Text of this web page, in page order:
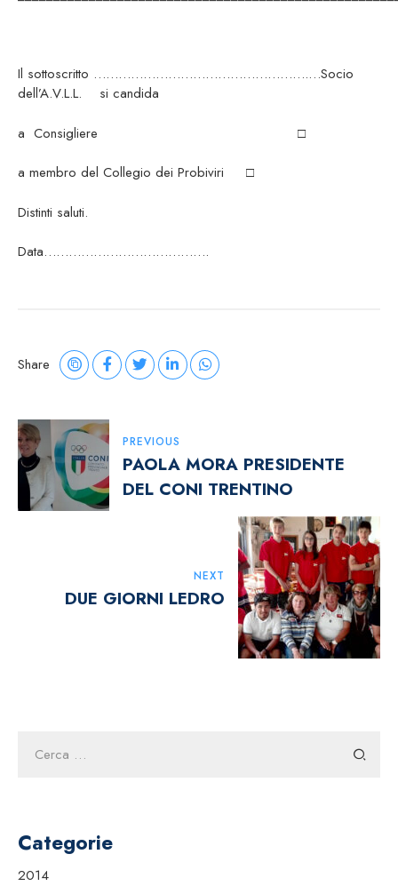
Il sottoscritto …………………………………………….…Socio
dell’A.V.L.L. si candida
a Consigliere □
a membro del Collegio dei Probiviri □
Distinti saluti.
Data………………………………….
Share
Navigazione
Articoli
PREVIOUS
PAOLA MORA PRESIDENTE
DEL CONI TRENTINO
NEXT
DUE GIORNI LEDRO
per:
Categorie
2014